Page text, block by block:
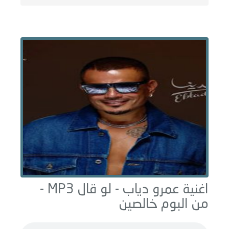
اغنية عمرو دياب - لو قال
MP3 -
من البوم خالصين